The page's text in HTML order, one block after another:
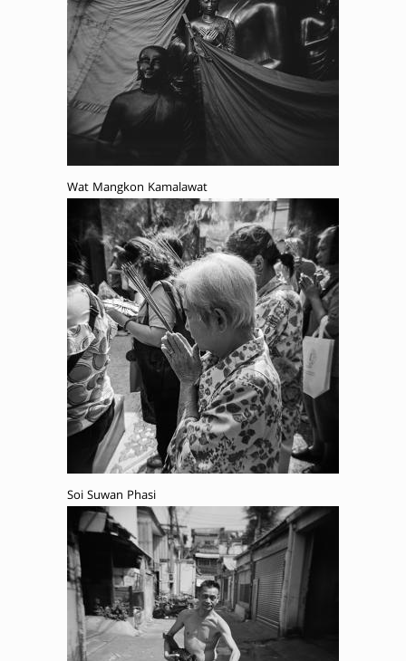
Wat Mangkon Kamalawat
Soi Suwan Phasi